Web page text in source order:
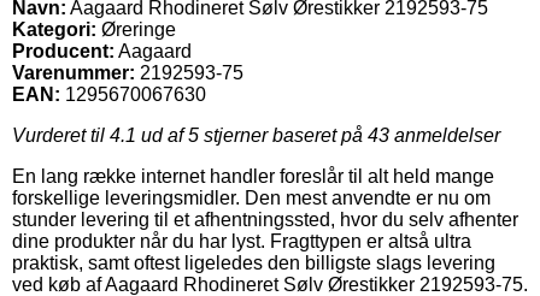
Navn: Aagaard Rhodineret Sølv Ørestikker 2192593-75
Kategori: Øreringe
Producent: Aagaard
Varenummer: 2192593-75
EAN: 1295670067630
Vurderet til 4.1 ud af 5 stjerner baseret på 43 anmeldelser
En lang række internet handler foreslår til alt held mange
forskellige leveringsmidler. Den mest anvendte er nu om
stunder levering til et afhentningssted, hvor du selv afhenter
dine produkter når du har lyst. Fragttypen er altså ultra
praktisk, samt oftest ligeledes den billigste slags levering
ved køb af Aagaard Rhodineret Sølv Ørestikker 2192593-75.